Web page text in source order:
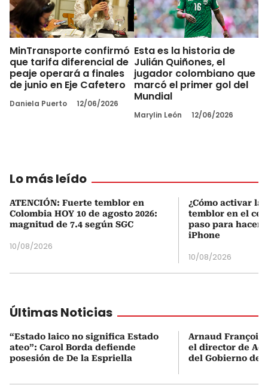
MinTransporte confirmó
que tarifa diferencial de
peaje operará a finales
de junio en Eje Cafetero
Daniela Puerto 12/06/2026
Esta es la historia de
Julián Quiñones, el
jugador colombiano que
marcó el primer gol del
Mundial
Marylin León 12/06/2026
Lo más leído
ATENCIÓN: Fuerte temblor en
Colombia HOY 10 de agosto 2026:
magnitud de 7.4 según SGC
10/08/2026
¿Cómo activar la
temblor en el
paso para
iPhone
10/08/2026
Últimas Noticias
“Estado laico no significa Estado
ateo”: Carol Borda defiende
posesión de De la Espriella
Arnaud François
el director de
del Gobierno de